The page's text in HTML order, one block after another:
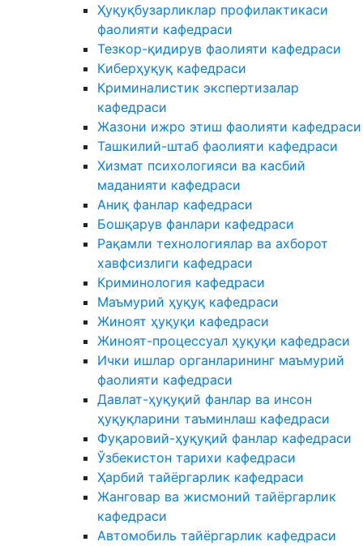
Ҳуқуқбузарликлар профилактикаси
фаолияти кафедраси
Тезкор-қидирув фаолияти кафедраси
Киберҳуқуқ кафедраси
Криминалистик экспертизалар
кафедраси
Жазони ижро этиш фаолияти кафедраси
Ташкилий-штаб фаолияти кафедраси
Хизмат психологияси ва касбий
маданияти кафедраси
Аниқ фанлар кафедраси
Бошқарув фанлари кафедраси
Рақамли технологиялар ва ахборот
хавфсизлиги кафедраси
Криминология кафедраси
Маъмурий ҳуқуқ кафедраси
Жиноят ҳуқуқи кафедраси
Жиноят-процессуал ҳуқуқи кафедраси
Ички ишлар органларининг маъмурий
фаолияти кафедраси
Давлат-ҳуқуқий фанлар ва инсон
ҳуқуқларини таъминлаш кафедраси
Фуқаровий-ҳуқуқий фанлар кафедраси
Ўзбекистон тарихи кафедраси
Ҳарбий тайёргарлик кафедраси
Жанговар ва жисмоний тайёргарлик
кафедраси
Автомобиль тайёргарлик кафедраси